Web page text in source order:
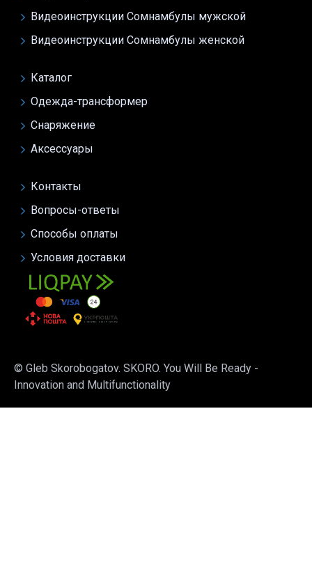
Видеоинструкции Сомнамбулы мужской
Видеоинструкции Сомнамбулы женской
Каталог
Одежда-трансформер
Снаряжение
Аксессуары
Контакты
Вопросы-ответы
Способы оплаты
Условия доставки
© Gleb Skorobogatov. SKORO. You Will Be Ready -
Innovation and Multifunctionality